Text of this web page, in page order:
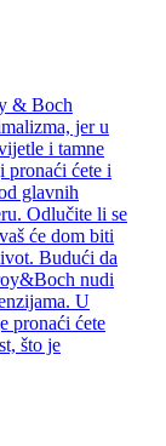
& Boch
jer u
i tamne
pronaći ćete i
glavnih
Odlučite li se
će dom biti
Budući da
nudi
U
pronaći ćete
što je